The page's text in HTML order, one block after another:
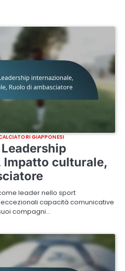
GIAPPONESI
culturale,
leader nello sport
capacità comunicative
compagni…